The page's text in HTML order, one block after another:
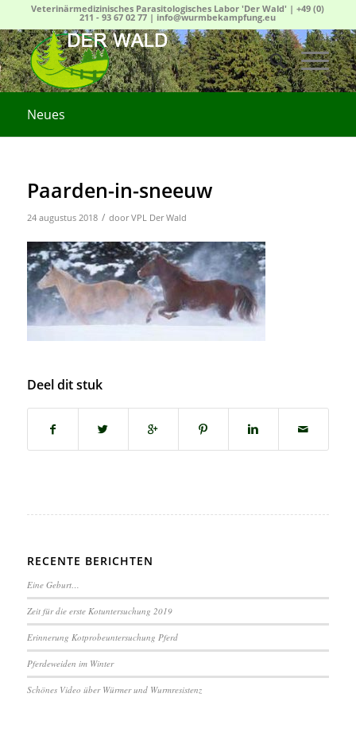
Veterinärmedizinisches Parasitologisches Labor 'Der Wald' |+49 (0)
211 - 93 67 02 77 | info@wurmbekampfung.eu
Neues
Paarden-in-sneeuw
24 augustus 2018 / doorVPL Der Wald
Deel dit stuk
RECENTE BERICHTEN
Eine Geburt…
Zeit für die erste Kotuntersuchung 2019
Erinnerung Kotprobeuntersuchung Pferd
Pferdeweiden im Winter
Schönes Video über Würmer und Wurmresistenz